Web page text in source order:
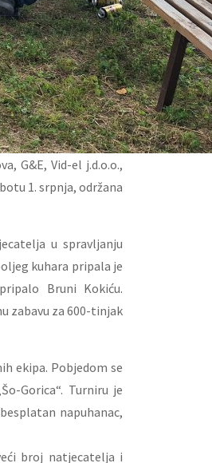
G&E, Vid-el j.d.o.o.,
1. srpnja, održana
u spravljanju
kuhara pripala je
Bruni Kokiću.
zabavu za 600-tinjak
ekipa. Pobjedom se
Gorica“. Turniru je
napuhanac,
broj natjecatelja i